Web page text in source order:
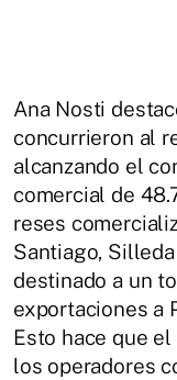
Ana Nosti
concurrieron al
alcanzando el
comercial de
reses
Santiago,
destinado a un
exportaciones a
Esto hace que
los operadores